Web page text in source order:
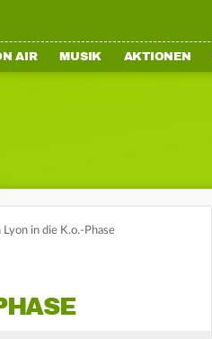
AIR MUSIK AKTIONEN
in die K.o.-Phase